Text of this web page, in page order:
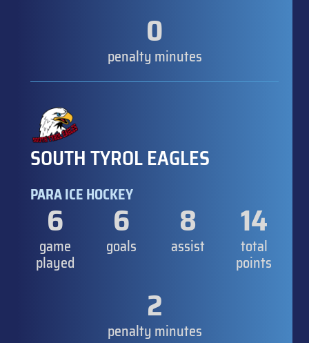
0
penalty minutes
SOUTH TYROL EAGLES
PARA ICE HOCKEY
6
game
played
6
goals
8
assist
14
total
points
2
penalty minutes